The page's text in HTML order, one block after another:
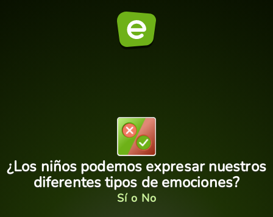
¿Los niños podemos expresar nuestros
diferentes tipos de emociones?
Sí o No